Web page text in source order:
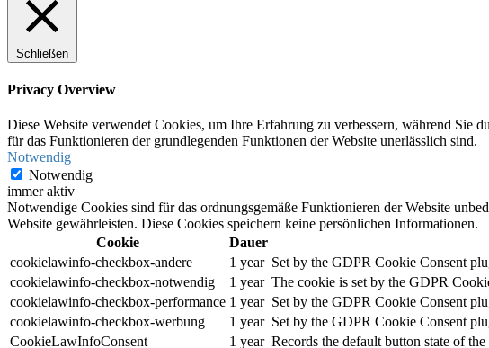
Schließen
Privacy Overview
Diese Website verwendet Cookies, um Ihre Erfahrung zu verbessern, während Sie
für das Funktionieren der grundlegenden Funktionen der Website unerlässlich sind.
Notwendig
Notwendig
immer aktiv
Notwendige Cookies sind für das ordnungsgemäße Funktionieren der Website
Website gewährleisten. Diese Cookies speichern keine persönlichen Informationen.
Cookie
Dauer
cookielawinfo-checkbox-andere
1 year Set by the GDPR Cookie Consent
cookielawinfo-checkbox-notwendig
1 year The cookie is set by the GDPR
cookielawinfo-checkbox-performance 1 year Set by the GDPR Cookie Consent
cookielawinfo-checkbox-werbung
1 year Set by the GDPR Cookie Consent
CookieLawInfoConsent
1 year Records the default button state of